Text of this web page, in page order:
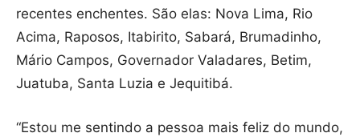
recentes enchentes. São elas: Nova Lima, Rio
Acima, Raposos, Itabirito, Sabará, Brumadinho,
Mário Campos, Governador Valadares, Betim,
Juatuba, Santa Luzia e Jequitibá.
“Estou me sentindo a pessoa mais feliz do mundo,